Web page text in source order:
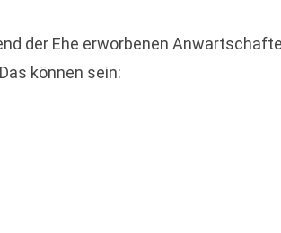
der Ehe erworbenen
können sein: